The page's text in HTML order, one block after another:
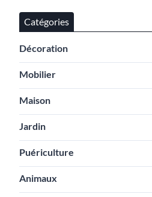
Catégories
Décoration
Mobilier
Maison
Jardin
Puériculture
Animaux